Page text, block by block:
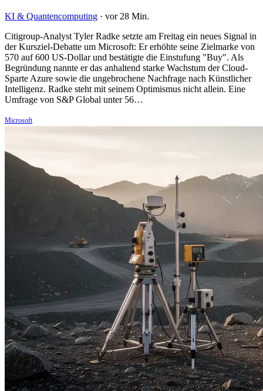
KI & Quantencomputing · vor 28 Min.
Citigroup-Analyst Tyler Radke setzte am Freitag ein neues Signal in
der Kursziel-Debatte um Microsoft: Er erhöhte seine Zielmarke von
570 auf 600 US-Dollar und bestätigte die Einstufung "Buy". Als
Begründung nannte er das anhaltend starke Wachstum der Cloud-
Sparte Azure sowie die ungebrochene Nachfrage nach Künstlicher
Intelligenz. Radke steht mit seinem Optimismus nicht allein. Eine
Umfrage von S&P Global unter 56…
Microsoft